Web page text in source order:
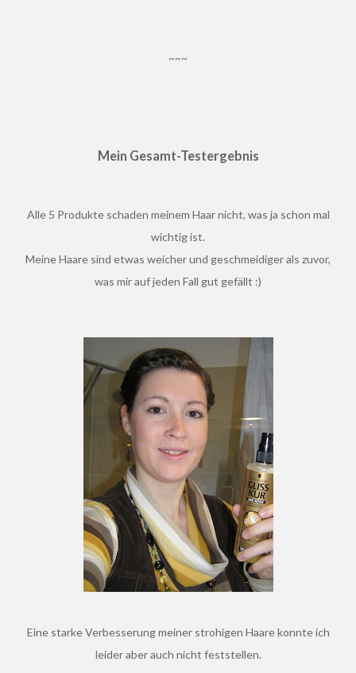
~~~
Mein Gesamt-Testergebnis
Alle 5 Produkte schaden meinem Haar nicht, was ja schon mal
wichtig ist.
Meine Haare sind etwas weicher und geschmeidiger als zuvor,
was mir auf jeden Fall gut gefällt :)
Eine starke Verbesserung meiner strohigen Haare konnte ich
leider aber auch nicht feststellen.